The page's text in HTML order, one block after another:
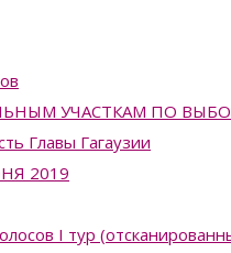
УЧАСТКАМ ПО
Главы Гагаузии
2019
I тур